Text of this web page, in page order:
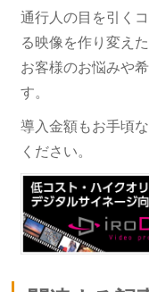
通行人の目を引く
る映像を作り変え
お客様のお悩みや
す。
導入金額もお手頃
ください。